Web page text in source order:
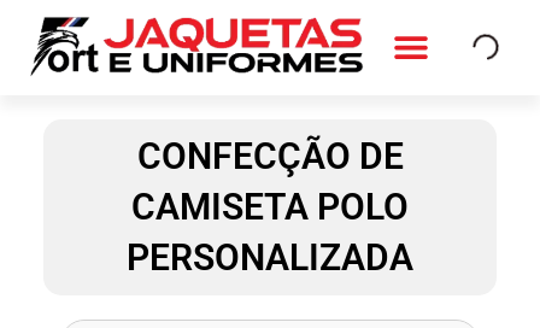
CONFECÇÃO DE
CAMISETA POLO
PERSONALIZADA